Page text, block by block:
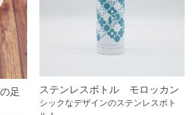
足
ステンレスボトル モロッカン
シックなデザインのステンレスボト